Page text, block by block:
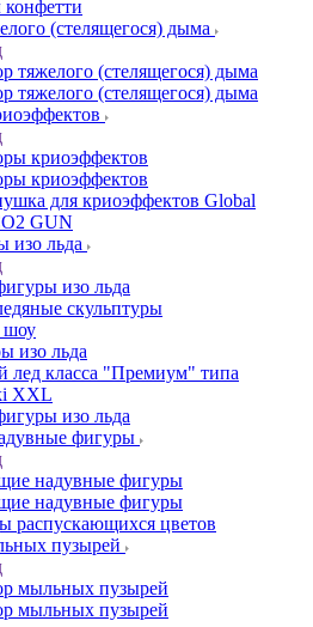
(стелящегося) дыма
тяжелого (стелящегося) дыма
тяжелого (стелящегося) дыма
криоэффектов
криоэффектов
для криоэффектов Global
GUN
изо льда
изо льда
скульптуры
шоу
изо льда
лед класса "Премиум" типа
XXL
изо льда
фигуры
надувные фигуры
надувные фигуры
распускающихся цветов
пузырей
мыльных пузырей
мыльных пузырей